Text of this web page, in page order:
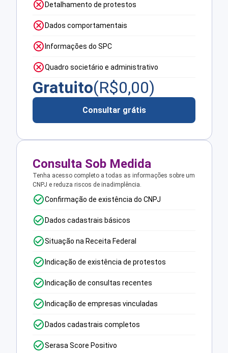
Detalhamento de protestos
Dados comportamentais
Informações do SPC
Quadro societário e administrativo
Gratuito(R$0,00)
Consultar grátis
Consulta Sob Medida
Tenha acesso completo a todas as informações sobre um
CNPJ e reduza riscos de inadimplência.
Confirmação de existência do CNPJ
Dados cadastrais básicos
Situação na Receita Federal
Indicação de existência de protestos
Indicação de consultas recentes
Indicação de empresas vinculadas
Dados cadastrais completos
Serasa Score Positivo